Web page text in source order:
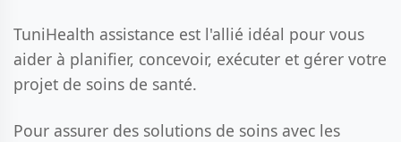
TuniHealth assistance est l'allié idéal pour vous
aider à planifier, concevoir, exécuter et gérer votre
projet de soins de santé.
Pour assurer des solutions de soins avec les